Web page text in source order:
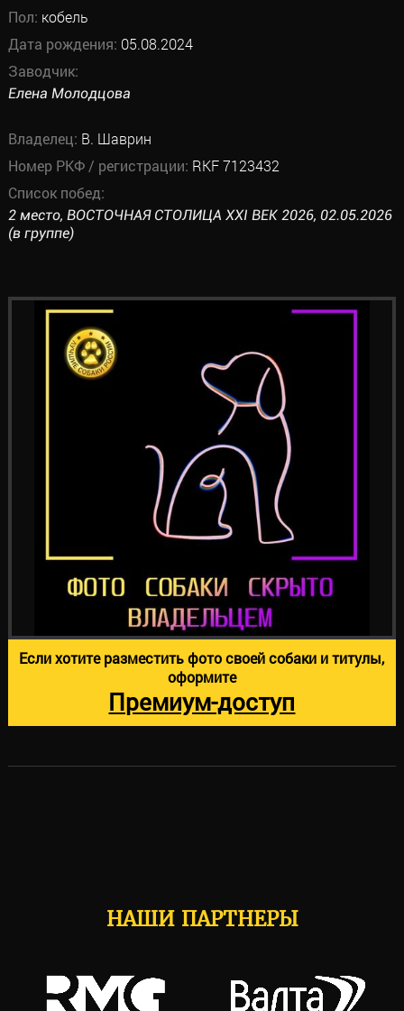
Пол: кобель
Дата рождения: 05.08.2024
Заводчик:
Елена Молодцова
Владелец: В. Шаврин
Номер РКФ / регистрации: RKF 7123432
Список побед:
2 место, ВОСТОЧНАЯ СТОЛИЦА XXI ВЕК 2026, 02.05.2026
(в группе)
Если хотите разместить фото своей собаки и титулы,
оформите
Премиум-доступ
НАШИ ПАРТНЕРЫ